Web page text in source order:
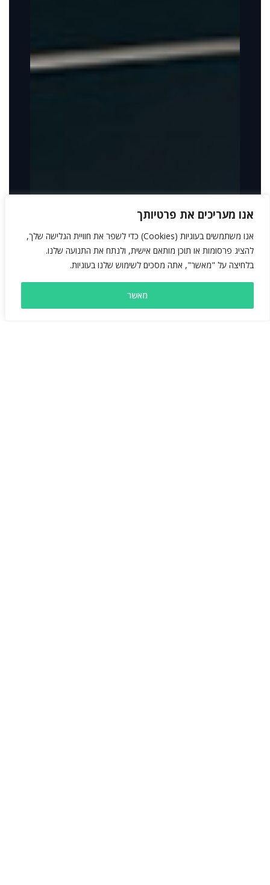
אנו מעריכים את פרטיותך
אנו משתמשים בעוגיות (Cookies) כדי לשפר את חוויית הגלישה שלך,
להציג פרסומות או תוכן מותאם אישית, ולנתח את התנועה שלנו.
בלחיצה על "מאשר", אתה מסכים לשימוש שלנו בעוגיות.
מאשר